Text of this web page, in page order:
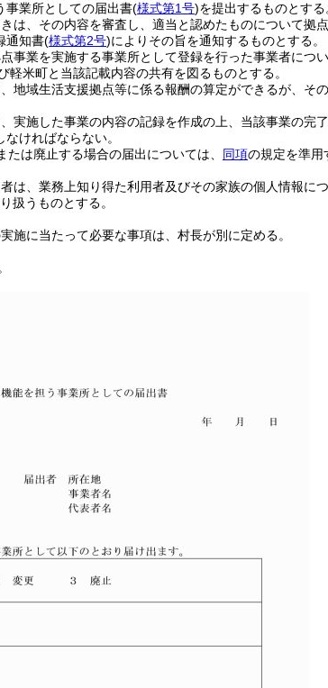
事業所としての届出書(様式第1号)を提出するものとする
は、その内容を審査し、適当と認めたものについて拠
通知書(様式第2号)によりその旨を通知するものとする。
事業を実施する事業所として登録を行った事業者につ
軽米町と当該記載内容の共有を図るものとする。
地域生活支援拠点等に係る報酬の算定ができるが、そ
実施した事業の内容の記録を作成の上、当該事業の完
ければならない。
は廃止する場合の届出については、 同項の規定を準用
は、業務上知り得た利用者及びその家族の個人情報に
扱うものとする。
施に当たって必要な事項は、村長が別に定める。